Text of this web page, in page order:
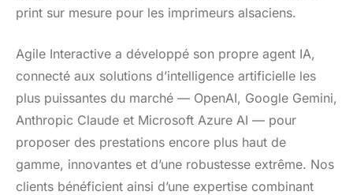
print sur mesure pour les imprimeurs alsaciens.
Agile Interactive a développé son propre agent IA,
connecté aux solutions d’intelligence artificielle les
plus puissantes du marché — OpenAI, Google Gemini,
Anthropic Claude et Microsoft Azure AI — pour
proposer des prestations encore plus haut de
gamme, innovantes et d’une robustesse extrême. Nos
clients bénéficient ainsi d’une expertise combinant